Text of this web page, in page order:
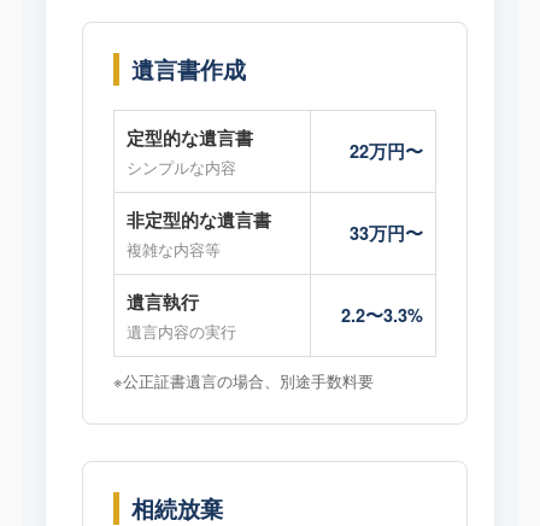
遺言書作成
定型的な遺言書
シンプルな内容
22万円〜
非定型的な遺言書
複雑な内容等
33万円〜
遺言執行
遺言内容の実行
2.2〜3.3%
※公正証書遺言の場合、別途手数料要
相続放棄